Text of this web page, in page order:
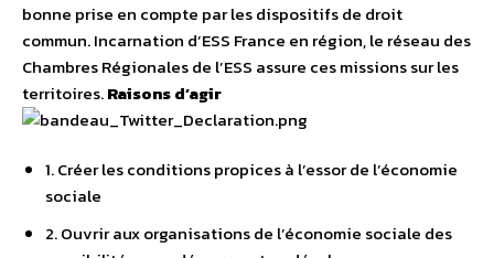
bonne prise en compte par les dispositifs de droit
commun. Incarnation d’ESS France en région, le réseau des
Chambres Régionales de l’ESS assure ces missions sur les
territoires.Raisons d’agir
1. Créer les conditions propices à l’essor de l’économie
sociale
2. Ouvrir aux organisations de l’économie sociale des